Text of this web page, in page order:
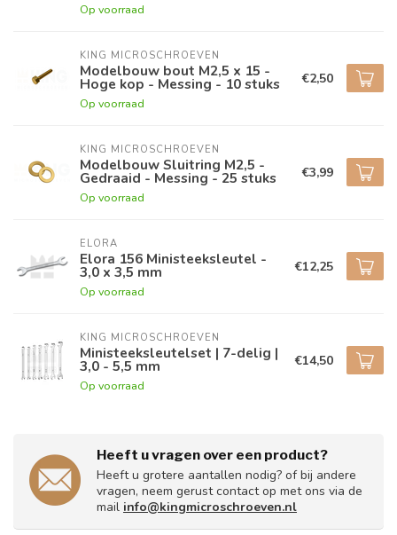
Op voorraad
KING MICROSCHROEVEN
Modelbouw bout M2,5 x 15 -
Hoge kop - Messing - 10 stuks
Op voorraad
€2,50
KING MICROSCHROEVEN
Modelbouw Sluitring M2,5 -
Gedraaid - Messing - 25 stuks
Op voorraad
€3,99
ELORA
Elora 156 Ministeeksleutel -
3,0 x 3,5 mm
Op voorraad
€12,25
KING MICROSCHROEVEN
Ministeeksleutelset | 7-delig |
3,0 - 5,5 mm
Op voorraad
€14,50
Heeft u vragen over een product?
Heeft u grotere aantallen nodig? of bij andere
vragen, neem gerust contact op met ons via de
mail info@kingmicroschroeven.nl